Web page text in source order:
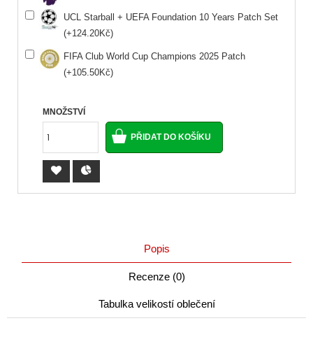
UCL Starball + UEFA Foundation 10 Years Patch Set
(+124.20Kč)
FIFA Club World Cup Champions 2025 Patch
(+105.50Kč)
MNOŽSTVÍ
Popis
Recenze (0)
Tabulka velikostí oblečení